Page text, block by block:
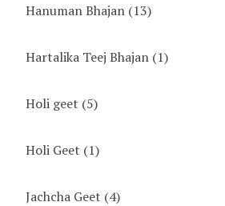
Hanuman Bhajan (13)
Hartalika Teej Bhajan (1)
Holi geet (5)
Holi Geet (1)
Jachcha Geet (4)